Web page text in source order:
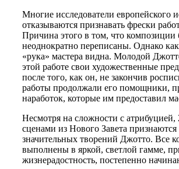
Многие исследователи европейского
отказываются признавать фрески
Причина этого в том, что композиции
неоднократно переписаны. Однако
«рука» мастера видна. Молодой
этой работе свои художественные
после того, как он, не закончив
работы продолжали его помощники,
наработок, которые им предоставил
Несмотря на сложности с атрибуцией,
сценами из Нового Завета
значительных творений Джотто. Все
выполнены в яркой, светлой гамме,
жизнерадостность, постепенно